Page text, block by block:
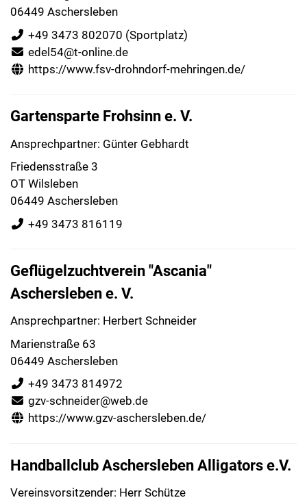
06449 Aschersleben
+49 3473 802070 (Sportplatz)
edel54@t-online.de
https://www.fsv-drohndorf-mehringen.de/
Gartensparte Frohsinn e. V.
Ansprechpartner: Günter Gebhardt
Friedensstraße 3
OT Wilsleben
06449 Aschersleben
+49 3473 816119
Geflügelzuchtverein "Ascania"
Aschersleben e. V.
Ansprechpartner: Herbert Schneider
Marienstraße 63
06449 Aschersleben
+49 3473 814972
gzv-schneider@web.de
https://www.gzv-aschersleben.de/
Handballclub Aschersleben Alligators e.V.
Vereinsvorsitzender: Herr Schütze